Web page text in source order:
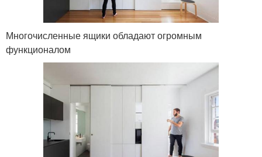
Многочисленные ящики обладают огромным
функционалом